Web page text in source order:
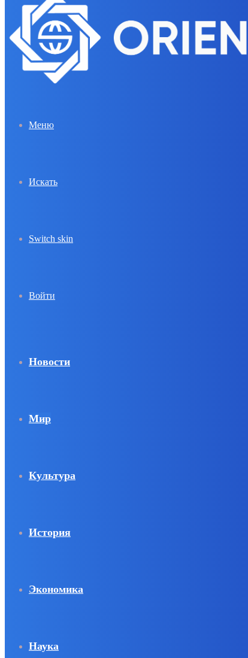
Меню
Искать
Switch skin
Войти
Новости
Мир
Культура
История
Экономика
Наука